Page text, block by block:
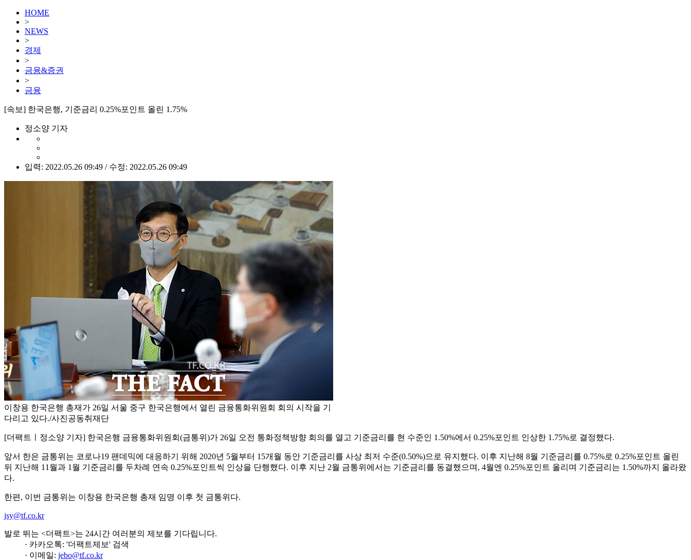
HOME
>
NEWS
>
경제
>
금융&증권
>
금융
[속보] 한국은행, 기준금리 0.25%포인트 올린 1.75%
정소양 기자
입력: 2022.05.26 09:49 / 수정: 2022.05.26 09:49
이창용 한국은행 총재가 26일 서울 중구 한국은행에서 열린 금융통화위원회 회의 시작을 기
다리고 있다./사진공동취재단
[더팩트ㅣ정소양 기자] 한국은행 금융통화위원회(금통위)가 26일 오전 통화정책방향 회의를 열고 기준금리를 현 수준인 1.50%에서 0.25%포인트 인상한 1.75%로 결정했다.
앞서 한은 금통위는 코로나19 팬데믹에 대응하기 위해 2020년 5월부터 15개월 동안 기준금리를 사상 최저 수준(0.50%)으로 유지했다. 이후 지난해 8월 기준금리를 0.75%로 0.25%포인트 올린
뒤 지난해 11월과 1월 기준금리를 두차례 연속 0.25%포인트씩 인상을 단행했다. 이후 지난 2월 금통위에서는 기준금리를 동결했으며, 4월엔 0.25%포인트 올리며 기준금리는 1.50%까지 올라왔
다.
한편, 이번 금통위는 이창용 한국은행 총재 임명 이후 첫 금통위다.
jsy@tf.co.kr
발로 뛰는 <더팩트>는 24시간 여러분의 제보를 기다립니다.
· 카카오톡: '더팩트제보' 검색
· 이메일: jebo@tf.co.kr